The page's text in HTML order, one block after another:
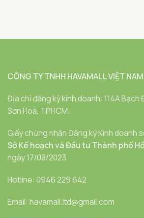
CÔNG TY TNHH HAVAMALL VIỆT NAM
Địa chỉ đăng ký kinh doanh: 114A
Sơn Hoà, TPHCM.
Giấy chứng nhận Đăng ký Kinh doanh
Sở Kế hoạch và Đầu tư Thành phố
ngày 17/08/2023
Hotline: 0946 229 642
Email: havamall.ltd@gmail.com